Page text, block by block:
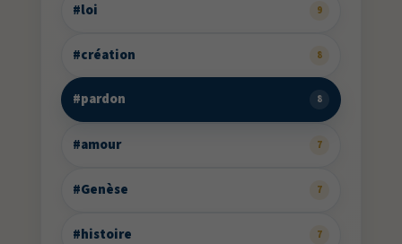
#loi 9
#création 8
#pardon 8
#amour 7
#Genèse 7
#histoire 7